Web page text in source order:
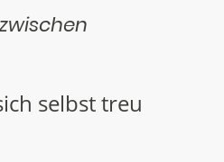
selbst treu